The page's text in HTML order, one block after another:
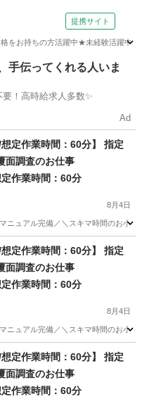
提携サイト
をお持ちの方活躍中★未経験活躍中
手伝ってくれる人いま
〜 / 登録不要！高時給求人多数✨
Ad
想定作業時間：60分】 指定
面調査のお仕事
作業時間：60分
8月4日
ニュアル完備／＼スキマ時間のお小
想定作業時間：60分】 指定
面調査のお仕事
作業時間：60分
8月4日
ニュアル完備／＼スキマ時間のお小
想定作業時間：60分】 指定
面調査のお仕事
作業時間：60分